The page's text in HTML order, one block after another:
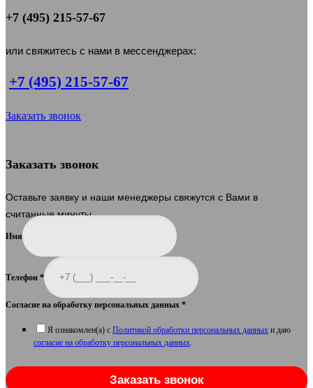
+7 (495) 215-57-67
или свяжитесь с нами в мессенджерах:
+7 (495) 215-57-67
Заказать звонок
Заказать звонок
Оставьте заявку и наши менеджеры свяжутся с Вами в
считанные минуты.
Имя
Телефон *
Согласие на обработку персональных данных *
Я ознакомлен(а) с Политикой обработки персональных данных и даю
согласие на обработку персональных данных.
Заказать звонок